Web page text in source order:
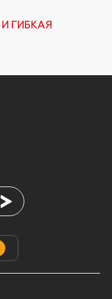
ГИБКАЯ
Подписаться